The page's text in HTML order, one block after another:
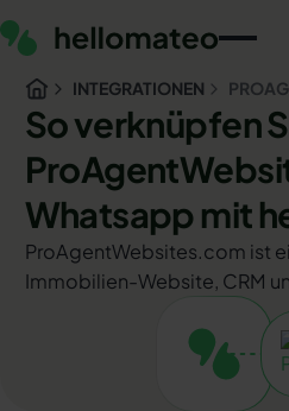
INTEGRATIONEN
So verknüpfen
Whatsapp mit
ProAgentWebsites.com ist
Immobilien-Website, CRM